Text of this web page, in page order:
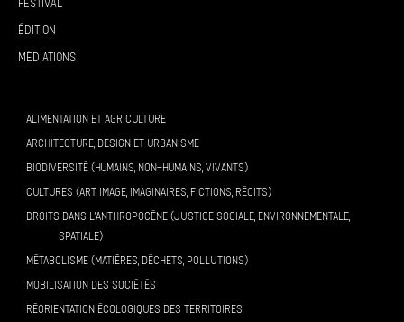
Édition
Médiations
ALIMENTATION ET AGRICULTURE
ARCHITECTURE, DESIGN ET URBANISME
BIODIVERSITÉ (HUMAINS, NON-HUMAINS, VIVANTS)
CULTURES (ART, IMAGE, IMAGINAIRES, FICTIONS, RÉCITS)
DROITS DANS L’ANTHROPOCÈNE (JUSTICE SOCIALE, ENVIRONNEMENTALE,
SPATIALE)
MÉTABOLISME (MATIÈRES, DÉCHETS, POLLUTIONS)
MOBILISATION DES SOCIÉTÉS
RÉORIENTATION ÉCOLOGIQUES DES TERRITOIRES